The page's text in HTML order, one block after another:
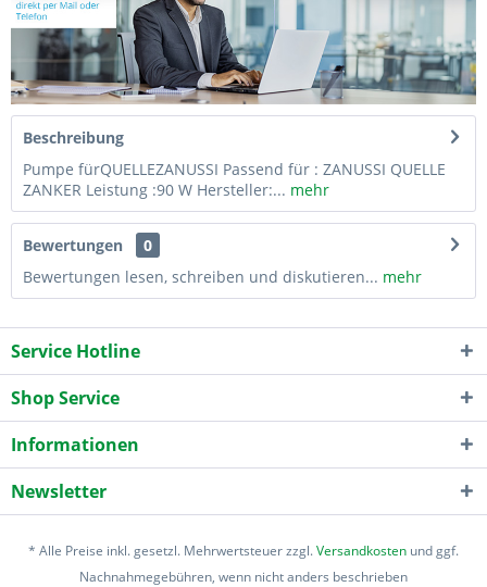
Beschreibung
Pumpe fürQUELLEZANUSSI Passend für : ZANUSSI QUELLE
ZANKER Leistung :90 W Hersteller:... mehr
Bewertungen
0
Bewertungen lesen, schreiben und diskutieren... mehr
Service Hotline
Shop Service
Informationen
Newsletter
* Alle Preise inkl. gesetzl. Mehrwertsteuer zzgl.Versandkosten und ggf.
Nachnahmegebühren, wenn nicht anders beschrieben